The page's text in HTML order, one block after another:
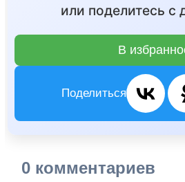
или поделитесь с
В
Поделиться
0 комментариев